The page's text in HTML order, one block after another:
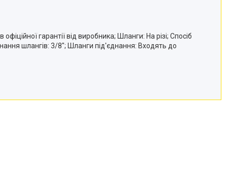
гарантії від виробника; Шланги: На різі; Спосіб
шлангів: 3/8"; Шланги під'єднання: Входять до